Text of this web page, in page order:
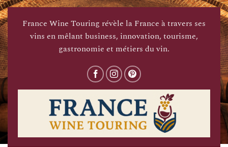
France Wine Touring révèle la France à travers ses
vins en mêlant business, innovation, tourisme,
gastronomie et métiers du vin.